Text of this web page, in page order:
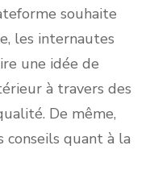
souhaite
les internautes
une idée de
à travers des
De même,
quant à la